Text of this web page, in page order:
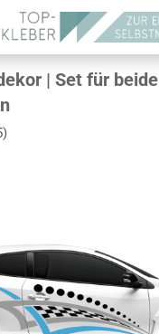
| Set für beide
)